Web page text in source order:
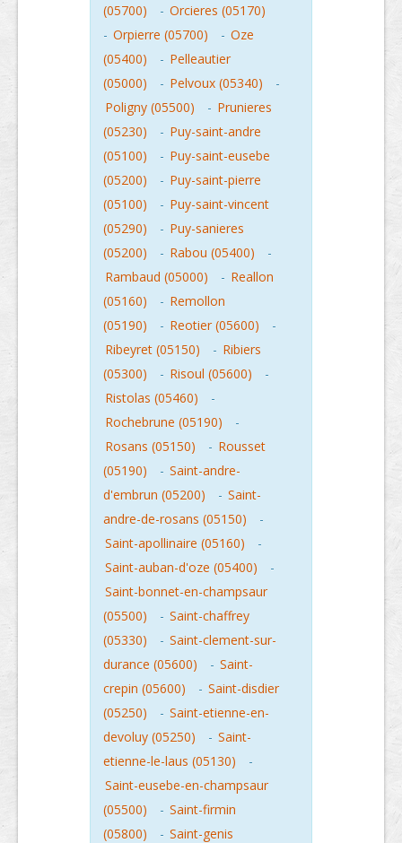
(05700)
- Orcieres (05170)
- Orpierre (05700) - Oze
(05400)
- Pelleautier
(05000)
- Pelvoux (05340)
-
Poligny (05500)
- Prunieres
(05230)
- Puy-saint-andre
(05100)
- Puy-saint-eusebe
(05200)
- Puy-saint-pierre
(05100)
- Puy-saint-vincent
(05290)
- Puy-sanieres
(05200)
- Rabou (05400)
-
Rambaud (05000)
- Reallon
(05160)
- Remollon
(05190)
- Reotier (05600)
-
Ribeyret (05150)
- Ribiers
(05300)
- Risoul (05600)
-
Ristolas (05460)
-
Rochebrune (05190)
-
Rosans (05150)
- Rousset
(05190)
- Saint-andre-
d'embrun (05200)
- Saint-
andre-de-rosans (05150)
-
Saint-apollinaire (05160)
-
Saint-auban-d'oze (05400)
-
Saint-bonnet-en-champsaur
(05500)
- Saint-chaffrey
(05330)
- Saint-clement-sur-
durance (05600)
- Saint-
crepin (05600)
- Saint-disdier
(05250)
- Saint-etienne-en-
devoluy (05250)
- Saint-
etienne-le-laus (05130)
-
Saint-eusebe-en-champsaur
(05500)
- Saint-firmin
(05800)
- Saint-genis